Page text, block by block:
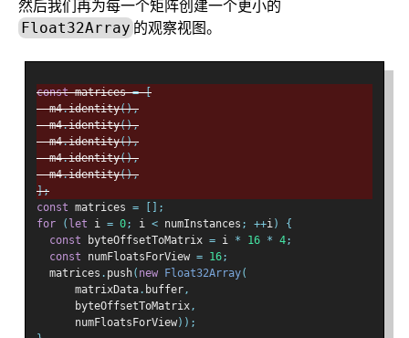
然后我们再为每一个矩阵创建一个更小的
Float32Array 的观察视图。
const matrices = [
  m4
.identity(),
  m4
.identity(),
  m4
.identity(),
  m4
.identity(),
  m4
.identity(),
];
const matrices =
[];
for
( let i = 0; i < numInstances ; ++i)
{
const byteOffsetToMatrix = i * 16 * 4;
const numFloatsForView = 16;
  matrices
. push( new Float32Array(
      matrixData
. buffer,
      byteOffsetToMatrix
,
      numFloatsForView
));